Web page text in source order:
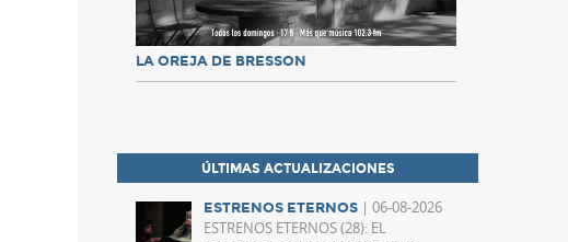
LA OREJA DE BRESSON
ÚLTIMAS ACTUALIZACIONES
ESTRENOS ETERNOS | 06-08-2026
ESTRENOS ETERNOS (28): EL